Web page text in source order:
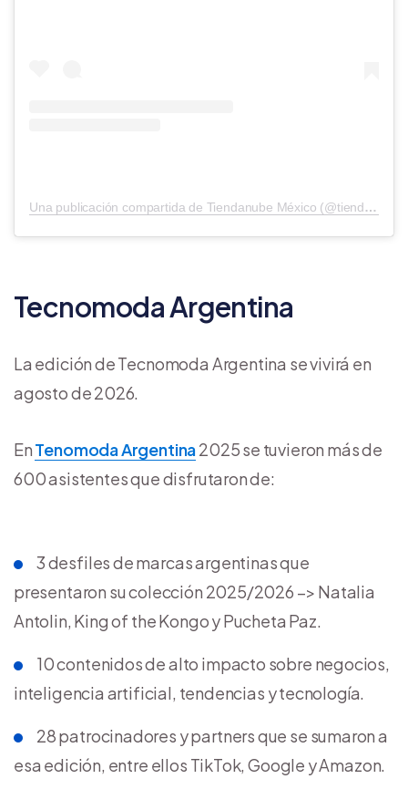
Una publicación compartida de Tiendanube México (@tiendanube.mex)
Tecnomoda Argentina
La edición de Tecnomoda Argentina se vivirá en
agosto de 2026.
EnTenomoda Argentina2025 se tuvieron más de
600 asistentes que disfrutaron de:
3 desfiles de marcas argentinas que
presentaron su colección 2025/2026 –> Natalia
Antolin, King of the Kongo y Pucheta Paz.
10 contenidos de alto impacto sobre negocios,
inteligencia artificial, tendencias y tecnología.
28 patrocinadores y partners que se sumaron a
esa edición, entre ellos TikTok, Google y Amazon.